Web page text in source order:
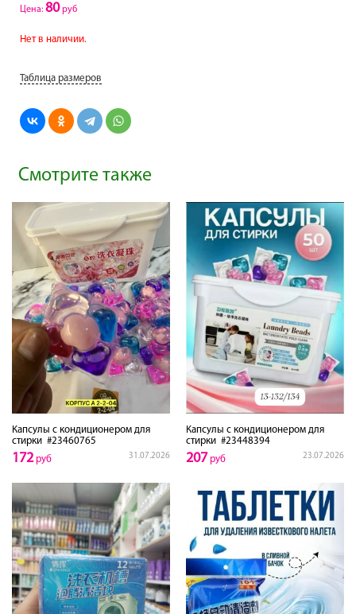
Цена: 80руб
Нет в наличии.
Таблица размеров
Смотрите также
Капсулы с кондиционером для
стирки #23460765
31.07.2026
172руб
Капсулы с кондиционером для
стирки #23448394
23.07.2026
207 руб